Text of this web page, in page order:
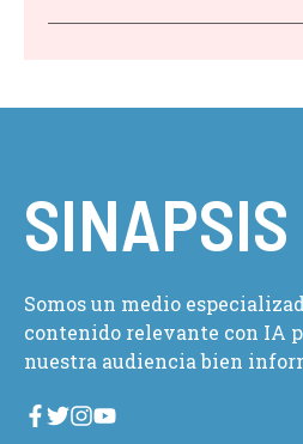
SINAPSIS
Somos un medio
contenido relevante con IA
nuestra audiencia bien